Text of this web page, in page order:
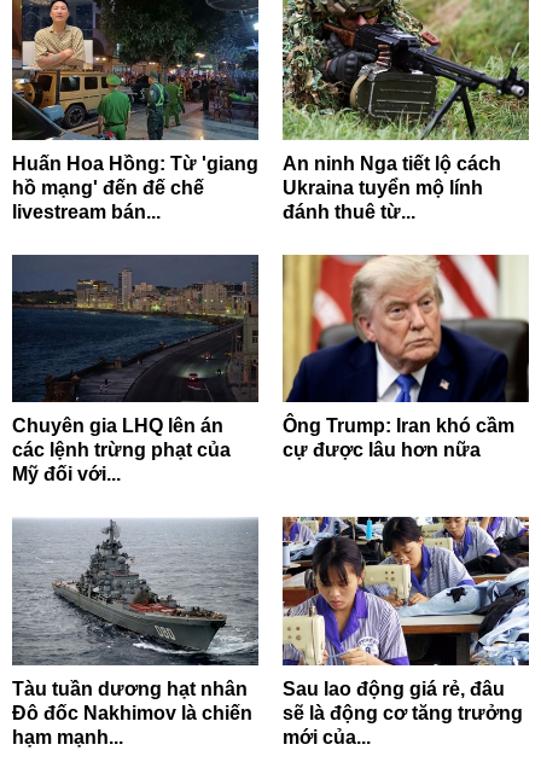
Huấn Hoa Hồng: Từ 'giang
hồ mạng' đến đế chế
livestream bán...
An ninh Nga tiết lộ cách
Ukraina tuyển mộ lính
đánh thuê từ...
Chuyên gia LHQ lên án
các lệnh trừng phạt của
Mỹ đối với...
Ông Trump: Iran khó cầm
cự được lâu hơn nữa
Tàu tuần dương hạt nhân
Đô đốc Nakhimov là chiến
hạm mạnh...
Sau lao động giá rẻ, đâu
sẽ là động cơ tăng trưởng
mới của...